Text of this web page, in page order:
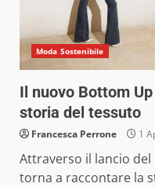
Moda Sostenibile
Il nuovo Bottom
storia del tessuto
Francesca Perrone 1
Attraverso il lancio del
torna a raccontare la